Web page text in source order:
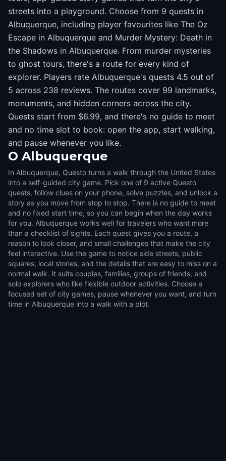
streets into a playground. Choose from 9 quests in
Albuquerque, including player favourites like The Oz
Escape in Albuquerque and Murder Mystery: Death in
the Shadows in Albuquerque. From murder mysteries
to ghost tours, there's a route for every kind of
explorer. Players rate Albuquerque's quests 4.5 out of
5 across 238 reviews. The routes cover 99 landmarks,
monuments, and hidden corners across the city.
Quests start from $6.99, and there's no guide to meet
and no time slot to book: open the app, start walking,
and pause whenever you like.
O Albuquerque
In Albuquerque, Questo turns a walk through the United States
into a self-guided city game. Pick one of 9 active Questo
quests, follow clues on your phone, solve puzzles, and unlock a
story as you move from stop to stop. There is no guide to meet
and no fixed start time, so you can begin when the day works
for you. Albuquerque works well for travelers who want more
than a checklist of sights. Each quest gives you a route, a
reason to look closer, and small challenges that make the city
feel interactive. Use the game to notice side streets, public
squares, local stories, and the details that are easy to miss on a
normal walk. It suits couples, families, groups of friends, and
solo explorers who like flexible outdoor activities. Choose a
focused set of city games, pause whenever you want, and turn
time in Albuquerque into a walk with a plot.